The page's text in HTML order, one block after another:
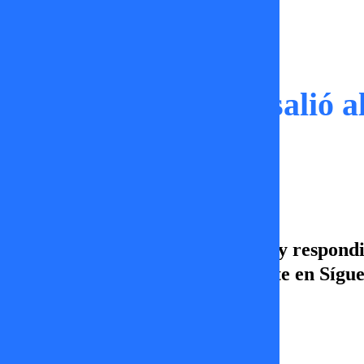
“Soporta”: Faloon salió
Faloon se cansó de la mala onda y
¿Qué harías en su lugar? Quédate en